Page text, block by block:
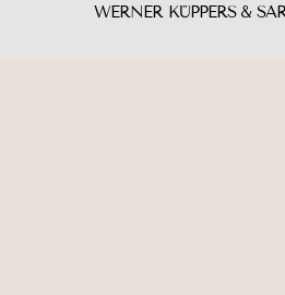
WERNER KÜPPERS &